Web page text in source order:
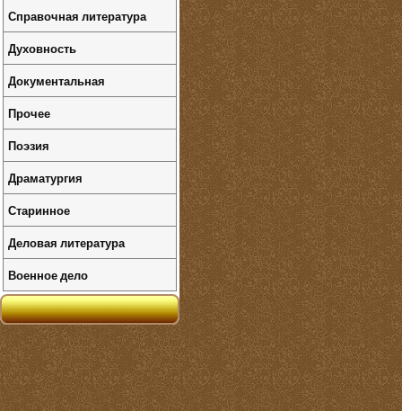
Справочная литература
Духовность
Документальная
Прочее
Поэзия
Драматургия
Старинное
Деловая литература
Военное дело